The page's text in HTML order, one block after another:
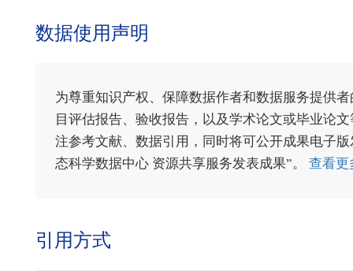
数据使用声明
为尊重知识产权、保障数据作者和数据服务提供
目评估报告、验收报告，以及学术论文或毕业论
注参考文献、数据引用，同时将可公开成果电子
态科学数据中心 资源共享服务发表成果”。 查看
引用方式